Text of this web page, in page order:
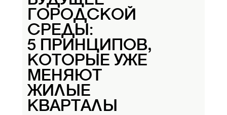
ГОРОДСКОЙ
СРЕДЫ:
5 ПРИНЦИПОВ,
КОТОРЫЕ УЖЕ
МЕНЯЮТ
ЖИЛЫЕ
КВАРТАЛЫ